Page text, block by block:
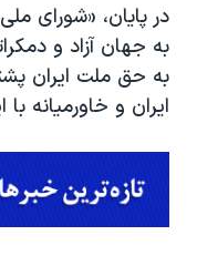
در پایان، «شورای
به جهان آزاد و
به حق ملت ایران
ایران و خاورمیانه